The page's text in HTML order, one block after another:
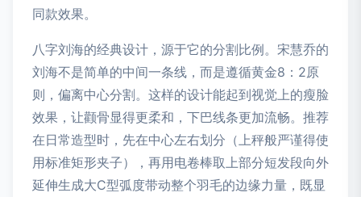
同款效果。
八字刘海的经典设计，源于它的分割比例。宋慧乔的
刘海不是简单的中间一条线，而是遵循黄金8：2原
则，偏离中心分割。这样的设计能起到视觉上的瘦脸
效果，让颧骨显得更柔和，下巴线条更加流畅。推荐
在日常造型时，先在中心左右划分（上秤般严谨得使
用标准矩形夹子），再用电卷棒取上部分短发段向外
延伸生成大C型弧度带动整个羽毛的边缘力量，既显